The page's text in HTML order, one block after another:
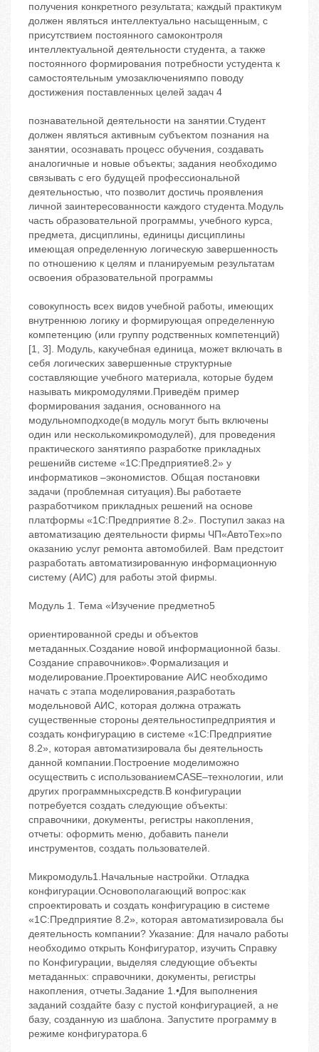
получения конкретного результата; каждый практикум
должен являться интеллектуально насыщенным, с
присутствием постоянного самоконтроля
интеллектуальной деятельности студента, а также
постоянного формирования потребности устудента к
самостоятельным умозаключениямпо поводу
достижения поставленных целей задач 4
познавательной деятельности на занятии.Студент
должен являться активным субъектом познания на
занятии, осознавать процесс обучения, создавать
аналогичные и новые объекты; задания необходимо
связывать с его будущей профессиональной
деятельностью, что позволит достичь проявления
личной заинтересованности каждого студента.Модуль
часть образовательной программы, учебного курса,
предмета, дисциплины, единицы дисциплины
имеющая определенную логическую завершенность
по отношению к целям и планируемым результатам
освоения образовательной программы
совокупность всех видов учебной работы, имеющих
внутреннюю логику и формирующая определенную
компетенцию (или группу родственных компетенций)
[1, 3]. Модуль, какучебная единица, может включать в
себя логических завершенные структурные
составляющие учебного материала, которые будем
называть микромодулями.Приведём пример
формирования задания, основанного на
модульномподходе(в модуль могут быть включены
один или несколькомикромодулей), для проведения
практического занятияпо разработке прикладных
решенийв системе «1С:Предприятие8.2» у
информатиков –экономистов. Общая постановки
задачи (проблемная ситуация).Вы работаете
разработчиком прикладных решений на основе
платформы «1C:Предприятие 8.2». Поступил заказ на
автоматизацию деятельности фирмы ЧП«АвтоТех»по
оказанию услуг ремонта автомобилей. Вам предстоит
разработать автоматизированную информационную
систему (АИС) для работы этой фирмы.
Модуль 1. Тема «Изучение предметно5
ориентированной среды и объектов
метаданных.Создание новой информационной базы.
Создание справочников».Формализация и
моделирование.Проектирование АИС необходимо
начать с этапа моделирования,разработать
модельновой АИС, которая должна отражать
существенные стороны деятельностипредприятия и
создать конфигурацию в системе «1С:Предприятие
8.2», которая автоматизировала бы деятельность
данной компании.Построение моделиможно
осуществить с использованиемCASE–технологии, или
других программныхсредств.В конфигурации
потребуется создать следующие объекты:
справочники, документы, регистры накопления,
отчеты: оформить меню, добавить панели
инструментов, создать пользователей.
Микромодуль1.Начальные настройки. Отладка
конфигурации.Основополагающий вопрос:как
спроектировать и создать конфигурацию в системе
«1С:Предприятие 8.2», которая автоматизировала бы
деятельность компании? Указание: Для начало работы
необходимо открыть Конфигуратор, изучить Справку
по Конфигурации, выделяя следующие объекты
метаданных: справочники, документы, регистры
накопления, отчеты.Задание 1.•Для выполнения
заданий создайте базу с пустой конфигурацией, а не
базу, созданную из шаблона. Запустите программу в
режиме конфигуратора.6